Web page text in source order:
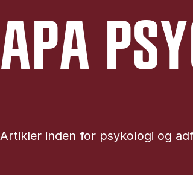
APA
Artikler inden for psykologi og